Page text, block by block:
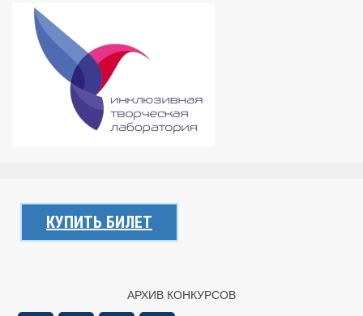
КУПИТЬ БИЛЕТ
АРХИВ КОНКУРСОВ